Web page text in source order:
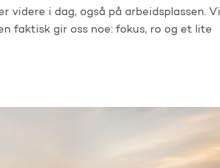
i dag, også på arbeidsplassen. Vi
faktisk gir oss noe: fokus, ro og et lite